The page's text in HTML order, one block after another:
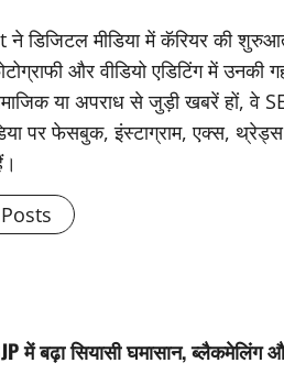
डिजिटल मीडिया में कॅरियर की
और वीडियो एडिटिंग में उनकी
या अपराध से जुड़ी खबरें हों, वे
पर फेसबुक, इंस्टाग्राम, एक्स,
में बढ़ा सियासी घमासान,